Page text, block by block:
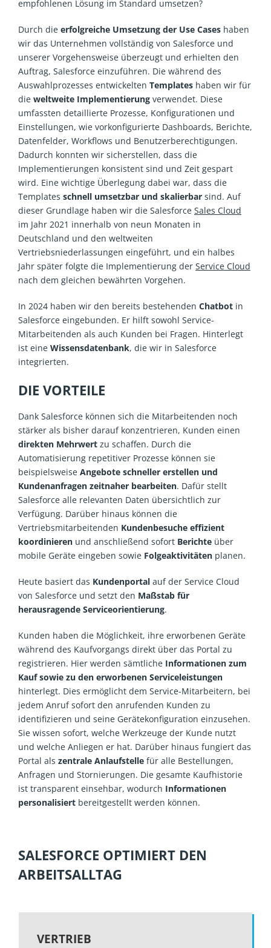
empfohlenen Lösung im Standard umsetzen?
Durch die erfolgreiche Umsetzung der Use Caseshaben
wir das Unternehmen vollständig von Salesforce und
unserer Vorgehensweise überzeugt und erhielten den
Auftrag, Salesforce einzuführen. Die während des
Auswahlprozesses entwickelten Templateshaben wir für
die weltweite Implementierungverwendet. Diese
umfassten detaillierte Prozesse, Konfigurationen und
Einstellungen, wie vorkonfigurierte Dashboards, Berichte,
Datenfelder, Workflows und Benutzerberechtigungen.
Dadurch konnten wir sicherstellen, dass die
Implementierungen konsistent sind und Zeit gespart
wird. Eine wichtige Überlegung dabei war, dass die
Templates schnell umsetzbar und skalierbarsind. Auf
dieser Grundlage haben wir die Salesforce Sales Cloud
im Jahr 2021 innerhalb von neun Monaten in
Deutschland und den weltweiten
Vertriebsniederlassungen eingeführt, und ein halbes
Jahr später folgte die Implementierung der Service Cloud
nach dem gleichen bewährten Vorgehen.
In 2024 haben wir den bereits bestehenden Chatbotin
Salesforce eingebunden. Er hilft sowohl Service-
Mitarbeitenden als auch Kunden bei Fragen. Hinterlegt
ist eine Wissensdatenbank, die wir in Salesforce
integrierten.
DIE VORTEILE
Dank Salesforce können sich die Mitarbeitenden noch
stärker als bisher darauf konzentrieren, Kunden einen
direkten Mehrwertzu schaffen. Durch die
Automatisierung repetitiver Prozesse können sie
beispielsweise Angebote schneller erstellen und
Kundenanfragen zeitnaher bearbeiten. Dafür stellt
Salesforce alle relevanten Daten übersichtlich zur
Verfügung. Darüber hinaus können die
Vertriebsmitarbeitenden Kundenbesuche effizient
koordinierenund anschließend sofort Berichteüber
mobile Geräte eingeben sowie Folgeaktivitätenplanen.
Heute basiert das Kundenportalauf der Service Cloud
von Salesforce und setzt den Maßstab für
herausragende Serviceorientierung.
Kunden haben die Möglichkeit, ihre erworbenen Geräte
während des Kaufvorgangs direkt über das Portal zu
registrieren. Hier werden sämtliche Informationen zum
Kauf sowie zu den erworbenen Serviceleistungen
hinterlegt. Dies ermöglicht dem Service-Mitarbeitern, bei
jedem Anruf sofort den anrufenden Kunden zu
identifizieren und seine Gerätekonfiguration einzusehen.
Sie wissen sofort, welche Werkzeuge der Kunde nutzt
und welche Anliegen er hat. Darüber hinaus fungiert das
Portal als zentrale Anlaufstellefür alle Bestellungen,
Anfragen und Stornierungen. Die gesamte Kaufhistorie
ist transparent einsehbar, wodurch Informationen
personalisiert bereitgestellt werden können.
SALESFORCE OPTIMIERT DEN
ARBEITSALLTAG
VERTRIEB